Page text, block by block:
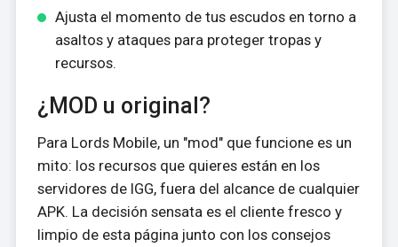
Ajusta el momento de tus escudos en torno a
asaltos y ataques para proteger tropas y
recursos.
¿MOD u original?
Para Lords Mobile, un "mod" que funcione es un
mito: los recursos que quieres están en los
servidores de IGG, fuera del alcance de cualquier
APK. La decisión sensata es el cliente fresco y
limpio de esta página junto con los consejos